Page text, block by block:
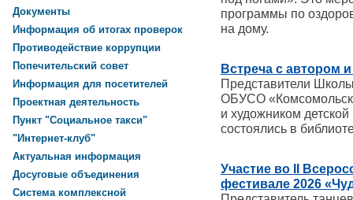
программы по
на дому.
Встреча с автором
Представители Школы
ОБУСО
и художником
состоялись в
Участие во II
фестивале 2026
Документы
Информация об итогах проверок
Противодействие коррупции
Попечительский совет
Информация для посетителей
Проектная деятельность
Пункт "Социальное такси"
"Интернет-клуб"
Актуальная информация
Досуговые объединения
Система комплексной